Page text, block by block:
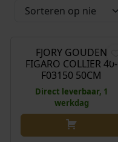
FJORY GOUDEN
FIGARO COLLIER 40-
F03150 50CM
Direct leverbaar, 1
werkdag